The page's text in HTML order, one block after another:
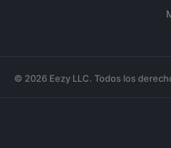
© 2026 Eezy LLC. Todos los